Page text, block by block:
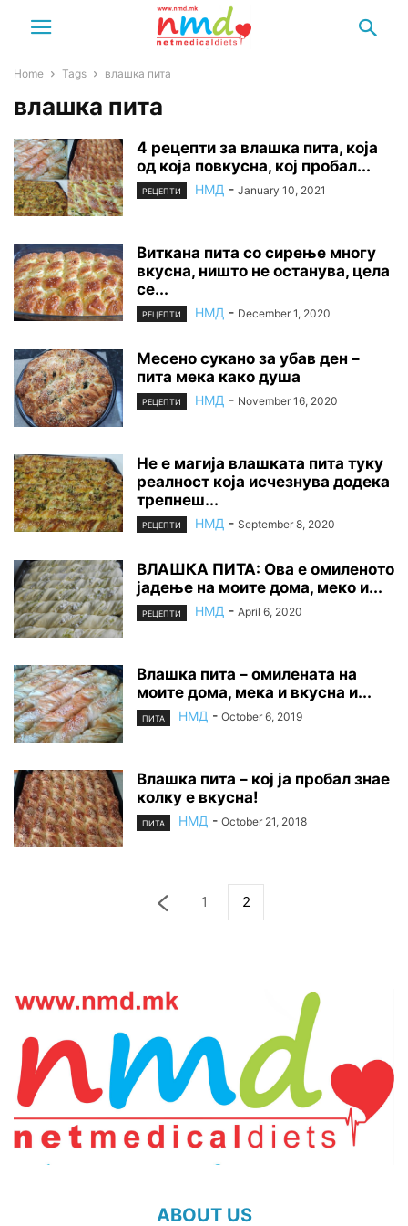
Home Tags влашка пита
влашка пита
4 рецепти за влашка пита, која
од која повкусна, кој пробал...
РЕЦЕПТИ НМД - January 10, 2021
Виткана пита со сирење многу
вкусна, ништо не останува, цела
се...
РЕЦЕПТИ НМД - December 1, 2020
Месено сукано за убав ден –
пита мека како душа
РЕЦЕПТИ НМД - November 16, 2020
Не е магија влашката пита туку
реалност која исчезнува додека
трепнеш...
РЕЦЕПТИ НМД - September 8, 2020
ВЛАШКА ПИТА: Ова е омиленото
јадење на моите дома, меко и...
РЕЦЕПТИ НМД - April 6, 2020
Влашка пита – омилената на
моите дома, мека и вкусна и...
ПИТА НМД - October 6, 2019
Влашка пита – кој ја пробал знае
колку е вкусна!
ПИТА НМД - October 21, 2018
1 2
ABOUT US